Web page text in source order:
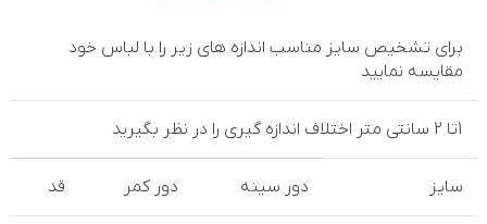
برای تشخیص سایز مناسب اندازه های زیر را با لباس خود
مقایسه نمایید
سایز دور سینه دور کمر قد